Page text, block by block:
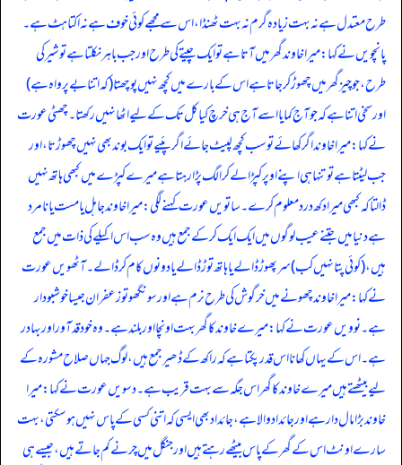
طرح معتدل ہے نہ بہت زیادہ گرم نہ بہت ٹھنڈا، اس سے مجھے کوئی خوف ہے نہ اکتاہٹ ہے۔
پانچویں نے کہا: میرا خاوند گھر میں آتا ہے تو ایک چیتے کی طرح اور جب باہر نکلتا ہے تو شیر کی
طرح، جو چیز گھر میں چھوڑ کر جاتا ہے اس کے بارے میں کچھ نہیں پوچھتا (کہ اتنا بے پرواہ ہے)
اور سخی اتنا ہے کہ جو آج کمایا اسے آج ہی خرچ کیا کل تک کے لیے اٹھا نہیں رکھتا۔ چھٹی عورت
نے کہا: میرا خاوند اگر کھائے تو سب کچھ لپیٹ جائے اگر پئیے تو ایک بوند بھی نہیں چھوڑتا، اور
جب لیٹتا ہے تو تنہا ہی اپنے اوپر کپڑا لے کر الگ پڑا رہتا ہے میرے کپڑے میں کبھی ہاتھ نہیں
ڈالتا کہ کبھی میرا دکھ درد معلوم کرے۔ ساتویں عورت کہنے لگی: میرا خاوند جاہل یا مست یا نامرد
ہے دنیا میں جتنے عیب لوگوں میں ایک ایک کر کے جمع ہیں وہ سب اس اکیلے کی ذات میں جمع
ہیں، (کوئی پتا نہیں کب) سر پھوڑ ڈالے یا ہاتھ توڑ ڈالے یا دونوں کام کر ڈالے۔ آٹھویں عورت
نے کہا: میرا خاوند چھونے میں خرگوش کی طرح نرم ہے اور سونگھو تو زعفران جیسا خوشبودار
ہے۔ نوویں عورت نے کہا: میرے خاوند کا گھر بہت اونچا اور بلند ہے۔ وہ خود قد آور اور بہادر
ہے۔ اس کے یہاں کھانا اس قدر پکتا ہے کہ راکھ کے ڈھیر جمع ہیں، لوگ جہاں صلاح مشورہ کے
لیے بیٹھتے ہیں میرے خاوند کا گھر اس جگہ سے بہت قریب ہے۔ دسویں عورت نے کہا: میرا
خاوند بڑا مال دار ہے اور جائداد والا ہے، جائداد بھی ایسی کہ اتنی کسی کے پاس نہیں ہو سکتی، بہت
سارے اونٹ اس کے گھر کے پاس بیٹھے رہتے ہیں اور جنگل میں چرنے کم جاتے ہیں، جیسے ہی